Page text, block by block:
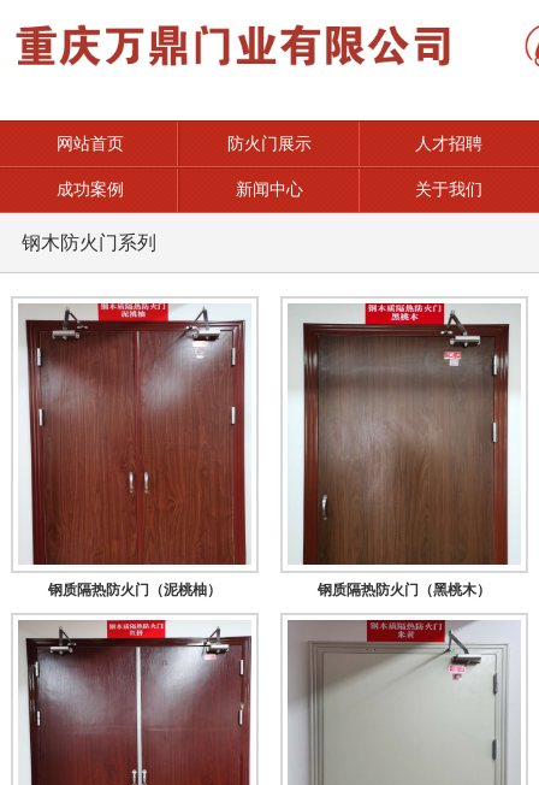
网站首页 防火门展示 人才招聘
成功案例 新闻中心 关于我们
钢木防火门系列
钢质隔热防火门（泥桃柚） 钢质隔热防火门（黑桃木）